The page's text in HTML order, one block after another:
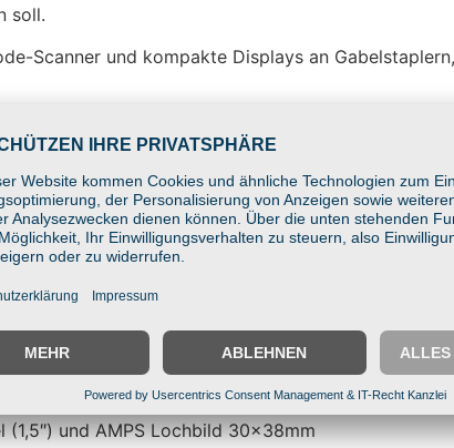
soll.
Scanner und kompakte Displays an
und runder AMPS-Basisplatte
– universell kompatibel
Technik
Kunststoff
Industrie & Lager
(1,5″)
und AMPS Lochbild 30x38mm